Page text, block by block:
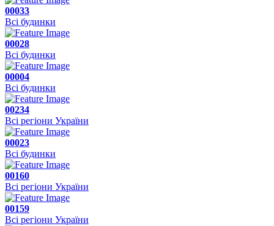
00033
Всі будинки
00028
Всі будинки
00004
Всі будинки
00234
Всі регіони України
00023
Всі будинки
00160
Всі регіони України
00159
Всі регіони України